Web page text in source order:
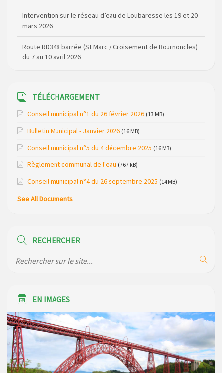
Intervention sur le réseau d’eau de Loubaresse les 19 et 20
mars 2026
Route RD348 barrée (St Marc / Croisement de Bournoncles)
du 7 au 10 avril 2026
Coupure de courant secteur Maladet, La Foulière et
Relais Télévision TNT de Saint Just : modification des
Arrêté de circulation RD13 et RD909 (dépôt de matériel sur
la voirie)
réserves) pour la saison 2026
Modification de gestion du camping de Saint Just, ses
TÉLÉCHARGEMENT
Conseil municipal n°1 du 26 février 2026 (13 MB)
Bulletin Municipal - Janvier 2026 (16 MB)
Conseil municipal n°5 du 4 décembre 2025 (16 MB)
Règlement communal de l'eau (767 kB)
Conseil municipal n°4 du 26 septembre 2025 (14 MB)
See All Documents
RECHERCHER
EN IMAGES